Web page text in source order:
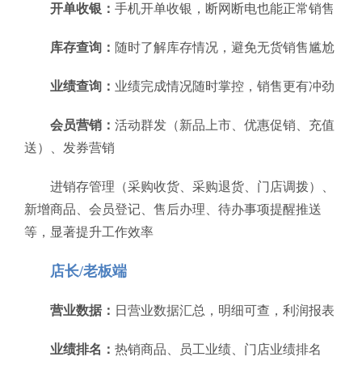
开单收银： 手机开单收银，断网断电也能正常销售
库存查询： 随时了解库存情况，避免无货销售尴尬
业绩查询： 业绩完成情况随时掌控，销售更有冲劲
会员营销： 活动群发（新品上市、优惠促销、充值
送）、发券营销
进销存管理（采购收货、采购退货、门店调拨）、
新增商品、会员登记、售后办理、待办事项提醒推送
等，显著提升工作效率
店长/老板端
营业数据： 日营业数据汇总，明细可查，利润报表
业绩排名： 热销商品、员工业绩、门店业绩排名